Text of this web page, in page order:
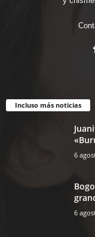
Incluso más noticias
6
6